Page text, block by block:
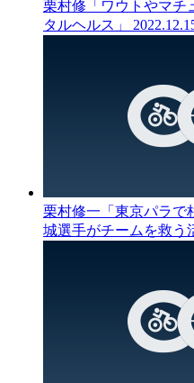
栗村修「ワウトやマチ
タルヘルス」
栗村修一「東京パラで
城選手がチームを救う